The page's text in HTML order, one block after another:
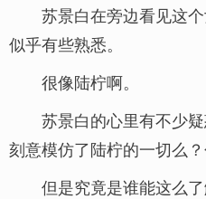
苏景白在旁边看见这
似乎有些熟悉。
很像陆柠啊。
苏景白的心里有不少
刻意模仿了陆柠的一切么
但是究竟是谁能这么